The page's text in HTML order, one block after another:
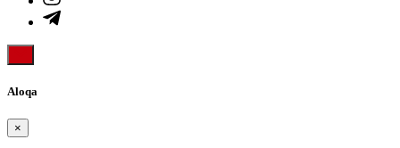
Aloqa
×